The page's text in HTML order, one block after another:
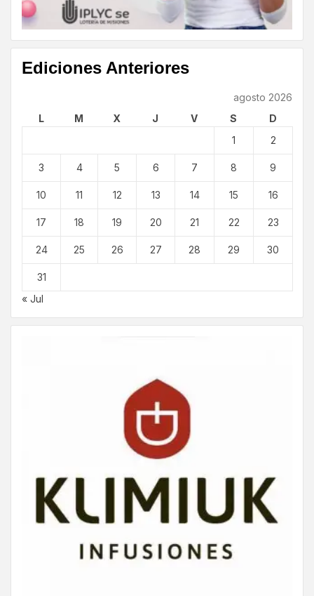
Ediciones Anteriores
agosto 2026
L
M X J V S
D
1
2
3 4 5 6 7 8 9
10 11 12 13 14 15 16
17 18 19 20 21 22 23
24 25 26 27 28 29 30
31
« Jul